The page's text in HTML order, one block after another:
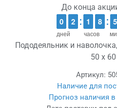
До конца
дней
9
9
0
0 1
1
2
2
часов
1
1
1
1 7
7
8
8 4
4
5
5
Пододеяльник и
50 x
Артикул:
Наличие для
Прогноз наличия